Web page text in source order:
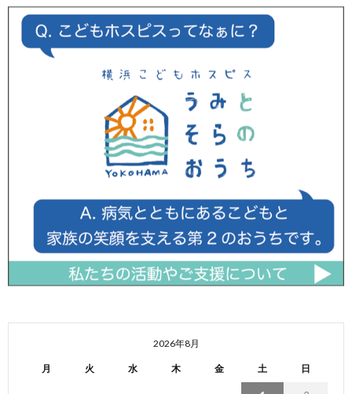
2026年8月
月 火 水 木 金 土 日